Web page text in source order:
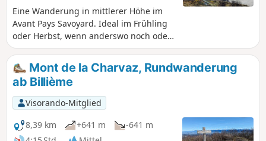
Eine Wanderung in mittlerer Höhe im
Avant Pays Savoyard. Ideal im Frühling
oder Herbst, wenn anderswo noch oder
schon Schnee liegt. Die Markierungen
mit gelben Schildern und Wegweisern
an den wichtigsten Kreuzungen lassen
kaum Raum für Zweifel.
Mont de la Charvaz, Rundwanderung
ab Billième
Visorando-Mitglied
8,39 km
+641 m
-641 m